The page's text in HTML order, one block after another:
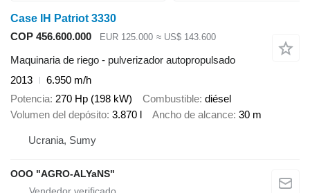
Case IH Patriot 3330
COP 456.600.000
EUR 125.000 ≈ US$ 143.600
Maquinaria de riego - pulverizador autopropulsado
2013
6.950 m/h
Potencia 270 Hp (198 kW) Combustible diésel
Volumen del depósito 3.870 l Ancho de alcance 30 m
Ucrania, Sumy
OOO "AGRO-ALYaNS"